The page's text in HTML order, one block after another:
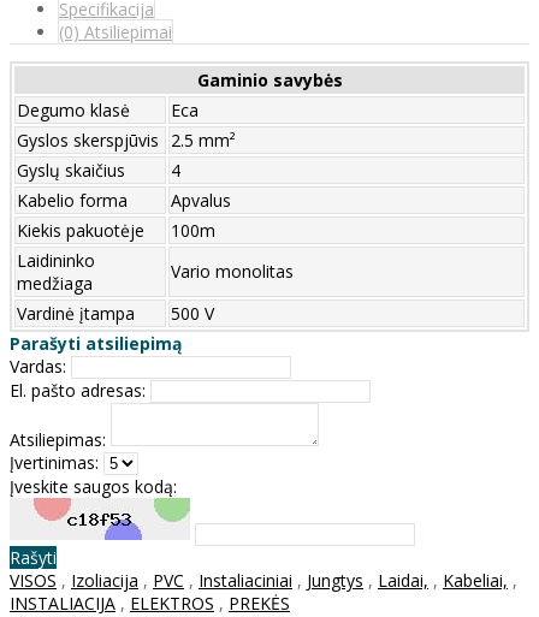
Specifikacija
(0) Atsiliepimai
Gaminio savybės
Degumo klasė
Eca
Gyslos skerspjūvis
2.5 mm²
Gyslų skaičius
4
Kabelio forma
Apvalus
Kiekis pakuotėje
100m
Laidininko
medžiaga
Vario monolitas
Vardinė įtampa
500 V
Parašyti atsiliepimą
Vardas:
El. pašto adresas:
Atsiliepimas:
Įvertinimas:
Įveskite saugos kodą:
Rašyti
VISOS , Izoliacija , PVC , Instaliaciniai , Jungtys , Laidai, , Kabeliai, ,
INSTALIACIJA , ELEKTROS , PREKĖS